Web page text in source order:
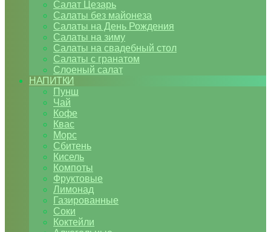
Салат Цезарь
Салаты без майонеза
Салаты на День Рождения
Салаты на зиму
Салаты на свадебный стол
Салаты с гранатом
Слоеный салат
НАПИТКИ
Пунш
Чай
Кофе
Квас
Морс
Сбитень
Кисель
Компоты
Фруктовые
Лимонад
Газированные
Соки
Коктейли